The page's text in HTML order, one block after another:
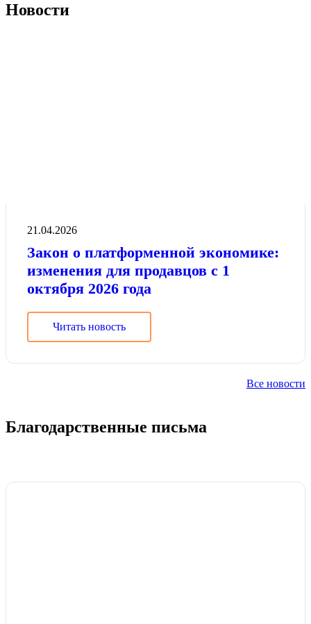
Новости
21.04.2026
Закон о платформенной экономике:
изменения для продавцов с 1
октября 2026 года
Читать новость
Все новости
Благодарственные письма